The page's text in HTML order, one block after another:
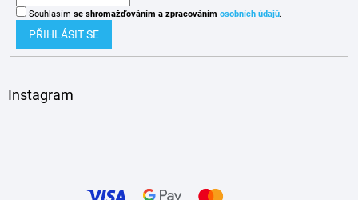
Souhlasím se shromažďováním a zpracováním osobních údajů.
PŘIHLÁSIT SE
Instagram